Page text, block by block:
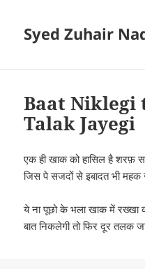
Syed Zuhair
Baat Niklegi
Talak Jayegi
एक ही खाक को हासिल है शरफ़
जिस पे सजदों से इबादत भी महक
ये ना पूछो के भला खाक में रख्खा
बात निकलेगी तो फिर दूर तलक